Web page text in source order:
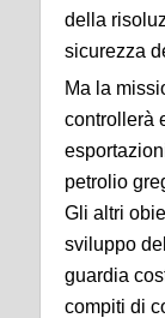
della
sicurezza
Ma la
controllerà
petrolio
Gli altri
sviluppo
guardia
compiti di